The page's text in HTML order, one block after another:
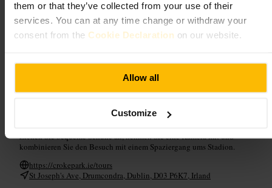
them or that they’ve collected from your use of their
services. You can at any time change or withdraw your
consent from the Cookie Declaration on our website.
Allow all
Customize
Wechselnde Ausstellungsstücke, interaktive Touchscreens und
Filmsequenzen bringen die Regeln und Geschichten der Spiele nahe.
Es gibt Vitrinen mit Trophäen und Trikots sowie Bereiche, in denen
Kinder spielerisch lernen. Kurze Führungen erklären die Stadiongänge
Planen Sie Ihren Besuch
Rechnen Sie mit rund 60–90 Minuten für Museum und Basisführung.
Ziehen Sie bequeme Schuhe an, nehmen Sie eine Kamera mit und
kombinieren Sie den Besuch mit einem Spaziergang ums Stadion.
https://crokepark.ie/tours
St Joseph's Ave, Drumcondra, Dublin, D03 P6K7, Irland